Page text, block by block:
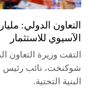
التعاون الدولي:
الآسيوي للاستثمار
التقت وزيرة التعاون
شوكنخت، نائب رئيس
البنية التحتية.